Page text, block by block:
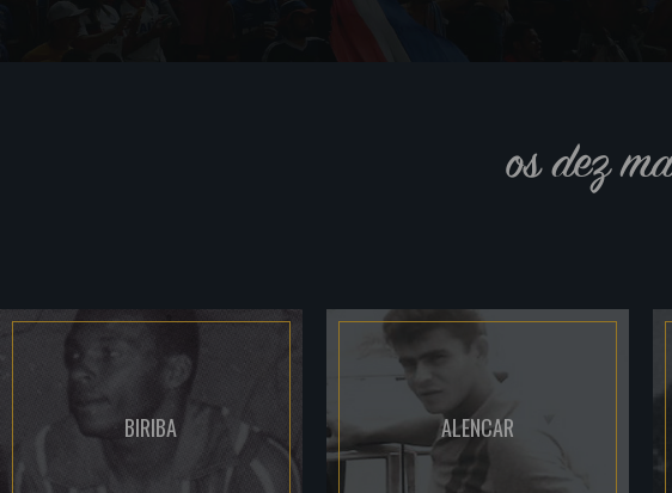
os dez
BIRIBA ALENCAR